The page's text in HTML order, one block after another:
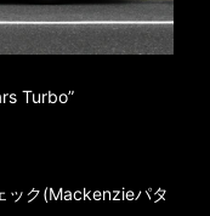
Turbo”
ク(Mackenzieパタ